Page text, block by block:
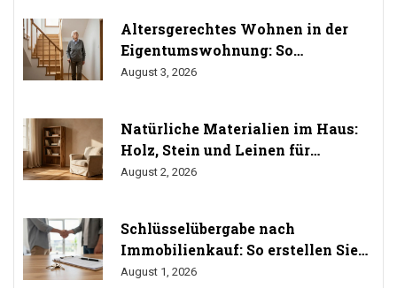
Altersgerechtes Wohnen in der
Eigentumswohnung: So
durchsetzen Sie Ihr Umbaurecht
August 3, 2026
Natürliche Materialien im Haus:
Holz, Stein und Leinen für
gesundes Wohnen
August 2, 2026
Schlüsselübergabe nach
Immobilienkauf: So erstellen Sie
das Übergabeprotokoll richtig
August 1, 2026